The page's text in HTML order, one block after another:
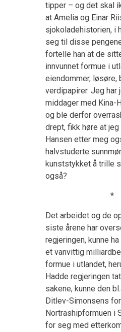
tipper – og det skal
at Amelia og Einar
sjokoladehistorien, i
seg til disse
fortelle han at de
innvunnet formue i
eiendommer, løsøre,
verdipapirer. Jeg har
middager med Kina-
og ble derfor
drept, fikk høre at
Hansen etter meg
halvstuderte
kunststykket å trille
også?
Det arbeidet og de
siste årene har
regjeringen, kunne
et vanvittig
formue i utlandet,
Hadde regjeringen
sakene, kunne den
Ditlev-Simonsens
Nortrashipformuen i
for seg med